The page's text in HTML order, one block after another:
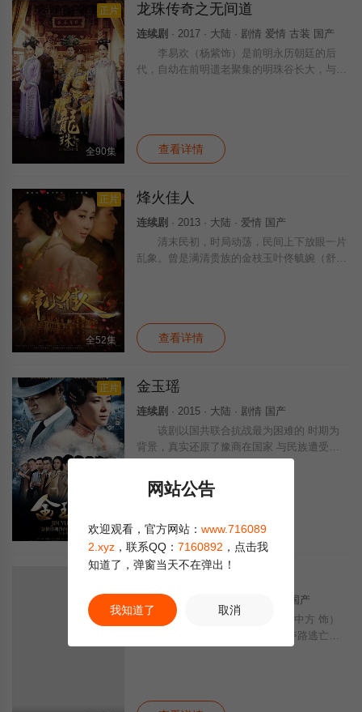
正片
全90集
龙珠传奇之无间道
连续剧 · 2017 · 大陆 · 剧情 爱情 古装 国产
李易欢（杨紫饰）是前明永历朝廷的后
代，自幼在前明遗老聚集的明珠谷长大，与朱
后，
查看详情
正片
全52集
烽火佳人
连续剧 · 2013 · 大陆 · 爱情 国产
清末民初，时局动荡，民间上下放眼一片
乱象。曾是满清贵族的金枝玉叶佟毓婉（舒畅
查看详情
正片
已完结
金玉瑶
连续剧 · 2015 · 大陆 · 剧情 国产
该剧以国共联合抗战最为困难的 时期为
背景，真实还原了豫商在国家 与民族遭受危
查看详情
拐个皇帝回现代
连续剧· 2014 · 大陆 · 剧情 古装 国产
故事的开端，宠妃冯妙莲（袁中方 饰）
和相亲相爱的迦叶（郭家豪 饰）夺路逃亡，
网站公告
欢迎观看，官方网站： www.716089
2.xyz ，联系QQ： 7160892 ，点击我
知道了，弹窗当天不在弹出！
我知道了 取消